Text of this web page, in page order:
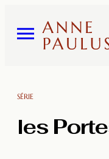
SÉRIE
les